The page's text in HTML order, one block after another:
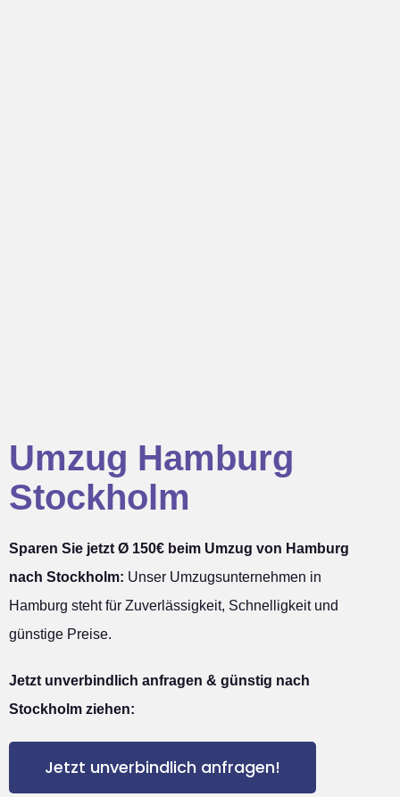
Umzug Hamburg
Stockholm
Sparen Sie jetzt Ø 150€ beim Umzug von Hamburg
nach Stockholm: Unser Umzugsunternehmen in
Hamburg steht für Zuverlässigkeit, Schnelligkeit und
günstige Preise.
Jetzt unverbindlich anfragen & günstig nach
Stockholm ziehen:
Jetzt unverbindlich anfragen!